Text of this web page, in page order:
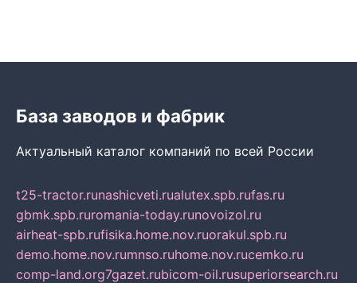
База заводов и фабрик
Актуальный каталог компаний по всей России
t25-tractor.runashicveti.rualutex.spb.rufas.ru
gbmk.spb.ruromania-today.runovoizol.ru
airheat-spb.rufisika.home.nov.ruorakul.spb.ru
demo.home.nov.rumnso.ruhome.nov.rucemko.ru
comp-land.org7gazet.rubicom-oil.rusuperiorsearch.ru